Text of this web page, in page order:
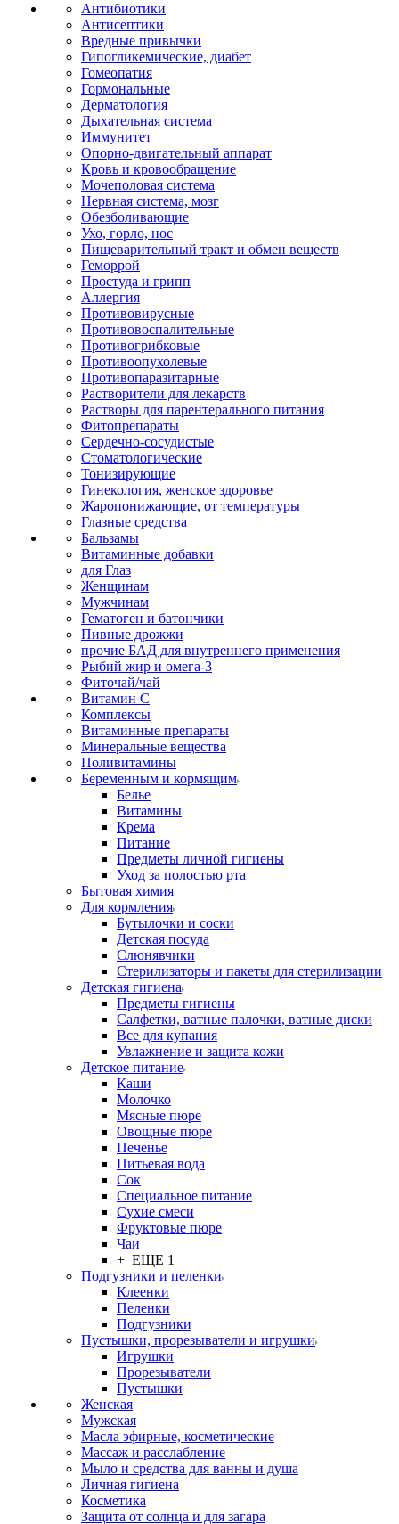
Антибиотики
Антисептики
Вредные привычки
Гипогликемические, диабет
Гомеопатия
Гормональные
Дерматология
Дыхательная система
Иммунитет
Опорно-двигательный аппарат
Кровь и кровообращение
Мочеполовая система
Нервная система, мозг
Обезболивающие
Ухо, горло, нос
Пищеварительный тракт и обмен веществ
Геморрой
Простуда и грипп
Аллергия
Противовирусные
Противовоспалительные
Противогрибковые
Противоопухолевые
Противопаразитарные
Растворители для лекарств
Растворы для парентерального питания
Фитопрепараты
Сердечно-сосудистые
Стоматологические
Тонизирующие
Гинекология, женское здоровье
Жаропонижающие, от температуры
Глазные средства
Бальзамы
Витаминные добавки
для Глаз
Женщинам
Мужчинам
Гематоген и батончики
Пивные дрожжи
прочие БАД для внутреннего применения
Рыбий жир и омега-3
Фиточай/чай
Витамин С
Комплексы
Витаминные препараты
Минеральные вещества
Поливитамины
Беременным и кормящим
Белье
Витамины
Крема
Питание
Предметы личной гигиены
Уход за полостью рта
Бытовая химия
Для кормления
Бутылочки и соски
Детская посуда
Слюнявчики
Стерилизаторы и пакеты для стерилизации
Детская гигиена
Предметы гигиены
Салфетки, ватные палочки, ватные диски
Все для купания
Увлажнение и защита кожи
Детское питание
Каши
Молочко
Мясные пюре
Овощные пюре
Печенье
Питьевая вода
Сок
Специальное питание
Сухие смеси
Фруктовые пюре
Чаи
+ ЕЩЕ 1
Подгузники и пеленки
Клеенки
Пеленки
Подгузники
Пустышки, прорезыватели и игрушки
Игрушки
Прорезыватели
Пустышки
Женская
Мужская
Масла эфирные, косметические
Массаж и расслабление
Мыло и средства для ванны и душа
Личная гигиена
Косметика
Защита от солнца и для загара